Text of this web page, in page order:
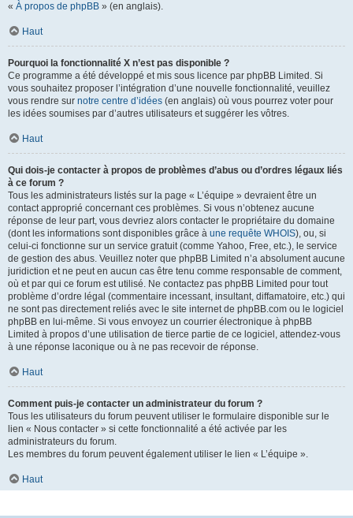
« À propos de phpBB » (en anglais).
Haut
Pourquoi la fonctionnalité X n’est pas disponible ?
Ce programme a été développé et mis sous licence par phpBB Limited. Si
vous souhaitez proposer l’intégration d’une nouvelle fonctionnalité, veuillez
vous rendre sur notre centre d’idées (en anglais) où vous pourrez voter pour
les idées soumises par d’autres utilisateurs et suggérer les vôtres.
Haut
Qui dois-je contacter à propos de problèmes d’abus ou d’ordres légaux liés
à ce forum ?
Tous les administrateurs listés sur la page « L’équipe » devraient être un
contact approprié concernant ces problèmes. Si vous n’obtenez aucune
réponse de leur part, vous devriez alors contacter le propriétaire du domaine
(dont les informations sont disponibles grâce à une requête WHOIS), ou, si
celui-ci fonctionne sur un service gratuit (comme Yahoo, Free, etc.), le service
de gestion des abus. Veuillez noter que phpBB Limited n’a absolument aucune
juridiction et ne peut en aucun cas être tenu comme responsable de comment,
où et par qui ce forum est utilisé. Ne contactez pas phpBB Limited pour tout
problème d’ordre légal (commentaire incessant, insultant, diffamatoire, etc.) qui
ne sont pas directement reliés avec le site internet de phpBB.com ou le logiciel
phpBB en lui-même. Si vous envoyez un courrier électronique à phpBB
Limited à propos d’une utilisation de tierce partie de ce logiciel, attendez-vous
à une réponse laconique ou à ne pas recevoir de réponse.
Haut
Comment puis-je contacter un administrateur du forum ?
Tous les utilisateurs du forum peuvent utiliser le formulaire disponible sur le
lien « Nous contacter » si cette fonctionnalité a été activée par les
administrateurs du forum.
Les membres du forum peuvent également utiliser le lien « L’équipe ».
Haut